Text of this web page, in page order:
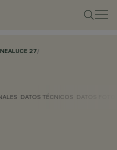
27/
DATOS TÉCNICOS DATOS